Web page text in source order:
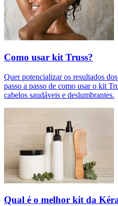
Como usar kit Truss?
Quer potencializar os resultados
passo a passo de como usar o kit
cabelos saudáveis e deslumbrantes.
Qual é o melhor kit da